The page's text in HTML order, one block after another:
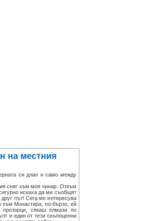
на местния
си длан и само между
сняг към моя чинар. Откъм
искаха да ми съобщят
път! Сега ме интересува
към Монастира, по-бързо, ей
сякаш елмази по
и един от тези скъпоценни